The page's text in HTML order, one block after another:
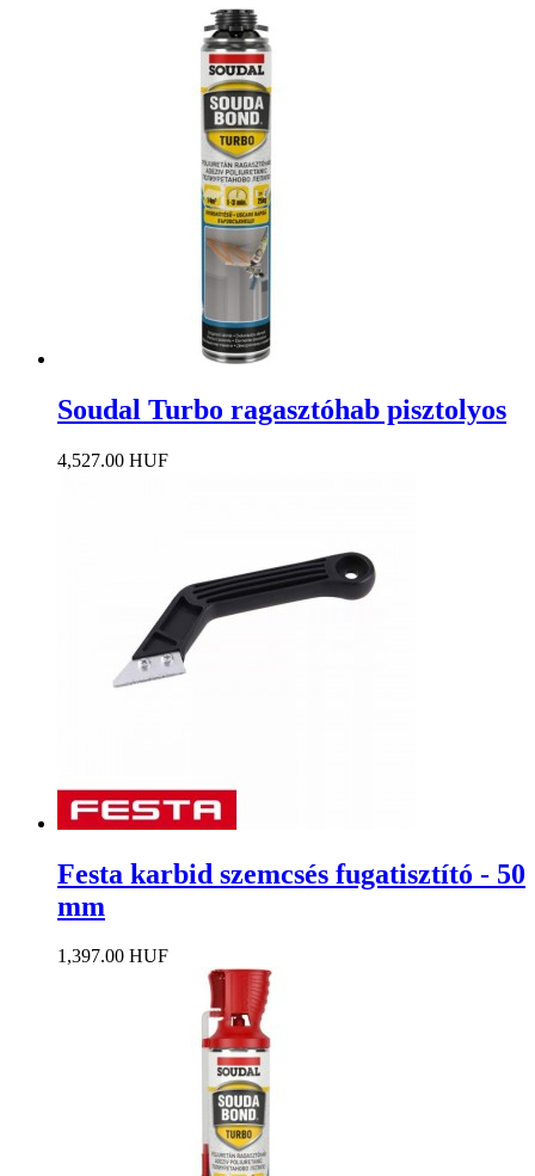
Soudal Turbo ragasztóhab pisztolyos
4,527.00 HUF
Festa karbid szemcsés fugatisztító - 50
mm
1,397.00 HUF